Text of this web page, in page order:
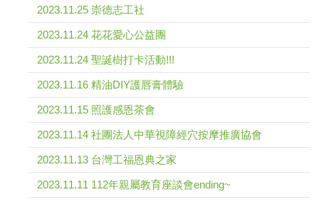
2023.11.25 崇德志工社
2023.11.24 花花愛心公益團
2023.11.24 聖誕樹打卡活動!!!
2023.11.16 精油DIY護唇膏體驗
2023.11.15 照護感恩茶會
2023.11.14 社團法人中華視障經穴按摩推廣協會
2023.11.13 台灣工福恩典之家
2023.11.11 112年親屬教育座談會ending~